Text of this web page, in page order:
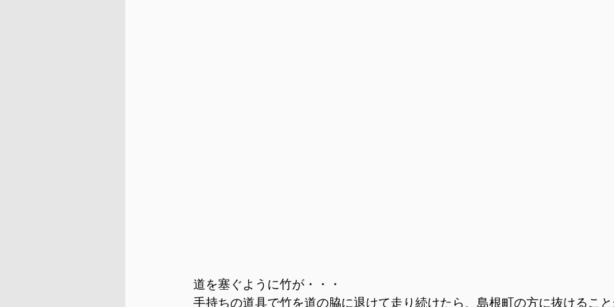
道を塞ぐように竹が・・・
手持ちの道具で竹を道の脇に退けて走り続けたら、島根町の方に抜けること